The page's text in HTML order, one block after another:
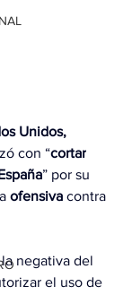
Unidos,
con “cortar
” por su
ofensiva contra
negativa del
el uso de